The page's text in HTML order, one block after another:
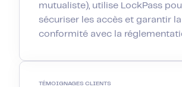
mutualiste), utilise LockPass
sécuriser les accès et garantir la
conformité avec la
TÉMOIGNAGES CLIENTS